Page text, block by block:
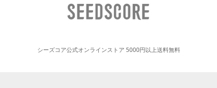
シーズコア公式オンラインストア 5000円以上送料無料